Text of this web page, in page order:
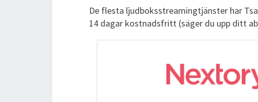
De flesta ljudboksstreamingtjänster har
14 dagar kostnadsfritt (säger du upp ditt